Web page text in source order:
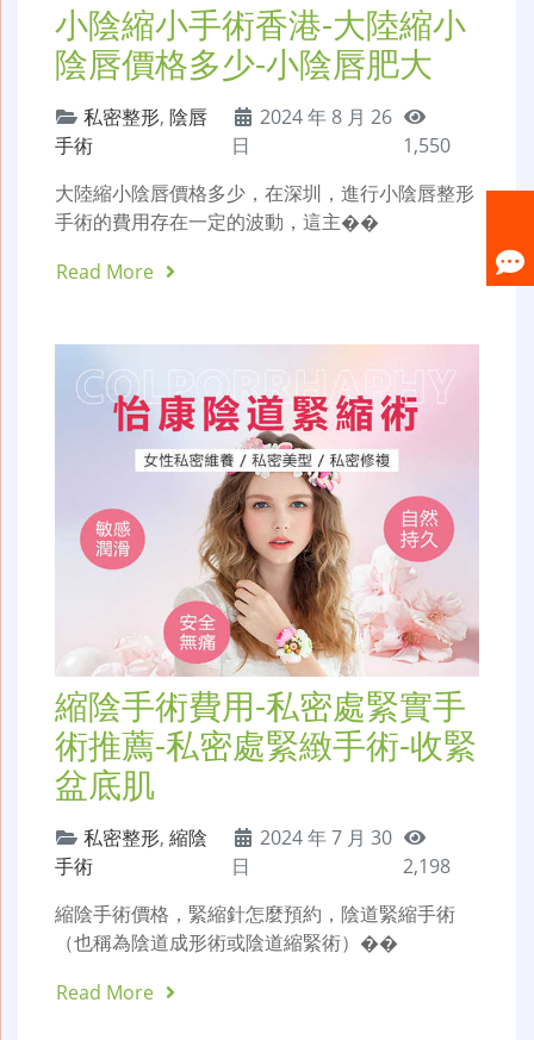
小陰縮小手術香港-大陸縮小
陰唇價格多少-小陰唇肥大
私密整形, 陰唇
手術
2024 年 8 月 26
日
1,550
大陸縮小陰唇價格多少，在深圳，進行小陰唇整形
手術的費用存在一定的波動，這主��
Read More
縮陰手術費用-私密處緊實手
術推薦-私密處緊緻手術-收緊
盆底肌
私密整形, 縮陰
手術
2024 年 7 月 30
日
2,198
縮陰手術價格，緊縮針怎麼預約，陰道緊縮手術
（也稱為陰道成形術或陰道縮緊術）��
Read More